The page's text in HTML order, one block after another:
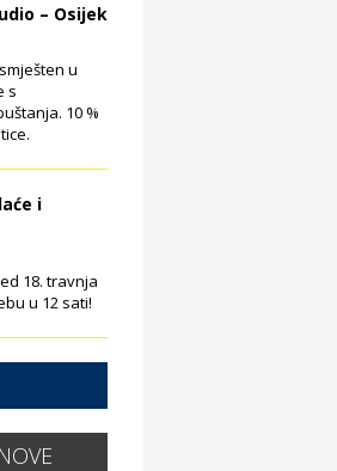
– Osijek
u
s
10 %
i
18. travnja
u 12 sati!